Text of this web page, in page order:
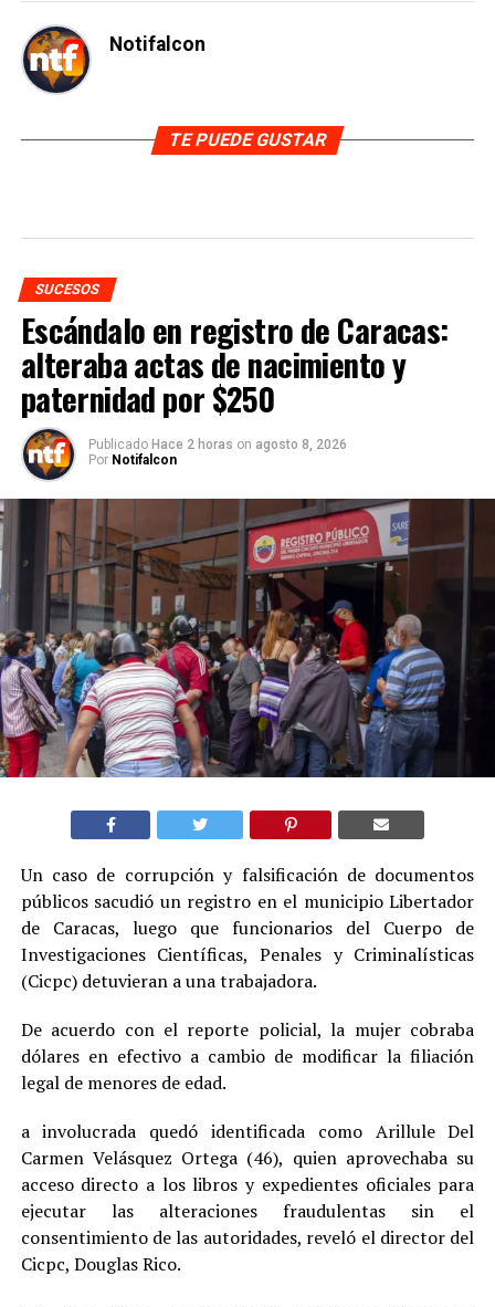
Notifalcon
TE PUEDE GUSTAR
SUCESOS
Escándalo en registro de Caracas:
alteraba actas de nacimiento y
paternidad por $250
Publicado Hace 2 horas on agosto 8, 2026
Por Notifalcon
Un caso de corrupción y falsificación de documentos
públicos sacudió un registro en el municipio Libertador
de Caracas, luego que funcionarios del Cuerpo de
Investigaciones Científicas, Penales y Criminalísticas
(Cicpc) detuvieran a una trabajadora.
De acuerdo con el reporte policial, la mujer cobraba
dólares en efectivo a cambio de modificar la filiación
legal de menores de edad.
a involucrada quedó identificada como Arillule Del
Carmen Velásquez Ortega (46), quien aprovechaba su
acceso directo a los libros y expedientes oficiales para
ejecutar las alteraciones fraudulentas sin el
consentimiento de las autoridades, reveló el director del
Cicpc, Douglas Rico.